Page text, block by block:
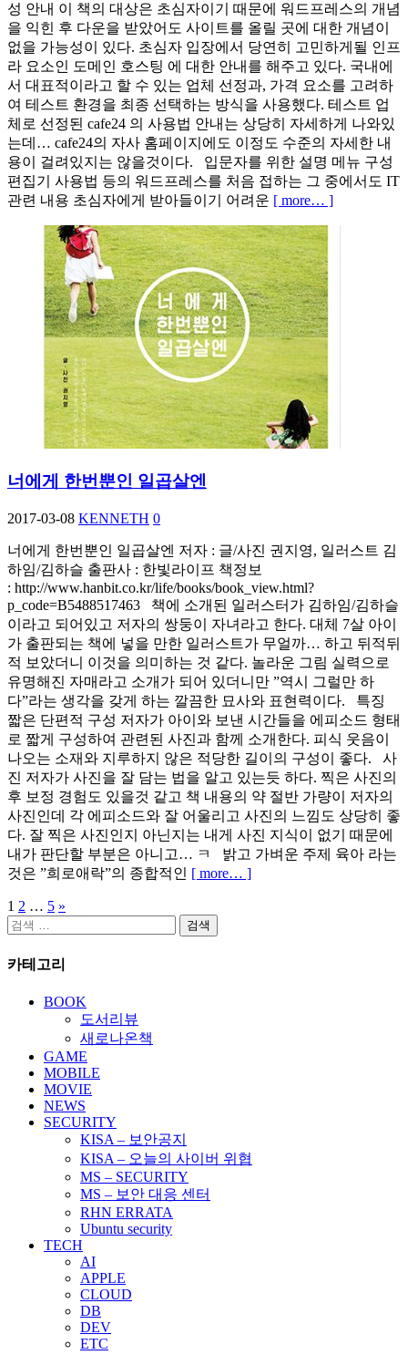
성 안내 이 책의 대상은 초심자이기 때문에 워드프레스의 개념
을 익힌 후 다운을 받았어도 사이트를 올릴 곳에 대한 개념이
없을 가능성이 있다. 초심자 입장에서 당연히 고민하게될 인프
라 요소인 도메인 호스팅 에 대한 안내를 해주고 있다. 국내에
서 대표적이라고 할 수 있는 업체 선정과, 가격 요소를 고려하
여 테스트 환경을 최종 선택하는 방식을 사용했다. 테스트 업
체로 선정된 cafe24 의 사용법 안내는 상당히 자세하게 나와있
는데… cafe24의 자사 홈페이지에도 이정도 수준의 자세한 내
용이 걸려있지는 않을것이다. 입문자를 위한 설명 메뉴 구성
편집기 사용법 등의 워드프레스를 처음 접하는 그 중에서도 IT
관련 내용 초심자에게 받아들이기 어려운 [ more… ]
너에게 한번뿐인 일곱살엔
2017-03-08 KENNETH 0
너에게 한번뿐인 일곱살엔 저자 : 글/사진 권지영, 일러스트 김
하임/김하슬 출판사 : 한빛라이프 책정보
: http://www.hanbit.co.kr/life/books/book_view.html?
p_code=B5488517463 책에 소개된 일러스터가 김하임/김하슬
이라고 되어있고 저자의 쌍둥이 자녀라고 한다. 대체 7살 아이
가 출판되는 책에 넣을 만한 일러스트가 무얼까… 하고 뒤적뒤
적 보았더니 이것을 의미하는 것 같다. 놀라운 그림 실력으로
유명해진 자매라고 소개가 되어 있더니만 ”역시 그럴만 하
다”라는 생각을 갖게 하는 깔끔한 묘사와 표현력이다. 특징
짧은 단편적 구성 저자가 아이와 보낸 시간들을 에피소드 형태
로 짧게 구성하여 관련된 사진과 함께 소개한다. 피식 웃음이
나오는 소재와 지루하지 않은 적당한 길이의 구성이 좋다. 사
진 저자가 사진을 잘 담는 법을 알고 있는듯 하다. 찍은 사진의
후 보정 경험도 있을것 같고 책 내용의 약 절반 가량이 저자의
사진인데 각 에피소드와 잘 어울리고 사진의 느낌도 상당히 좋
다. 잘 찍은 사진인지 아닌지는 내게 사진 지식이 없기 때문에
내가 판단할 부분은 아니고… ㅋ 밝고 가벼운 주제 육아 라는
것은 ”희로애락”의 종합적인 [ more… ]
글
페
이
1 2 … 5 »
검
카테고리
BOOK
도서리뷰
새로나온책
GAME
MOBILE
MOVIE
NEWS
SECURITY
KISA – 보안공지
KISA – 오늘의 사이버 위협
MS – SECURITY
MS – 보안 대응 센터
RHN ERRATA
Ubuntu security
TECH
AI
APPLE
CLOUD
DB
DEV
ETC